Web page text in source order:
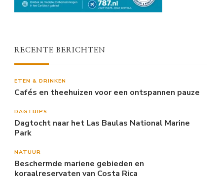
RECENTE BERICHTEN
ETEN & DRINKEN
Cafés en theehuizen voor een ontspannen pauze
DAGTRIPS
Dagtocht naar het Las Baulas National Marine
Park
NATUUR
Beschermde mariene gebieden en
koraalreservaten van Costa Rica